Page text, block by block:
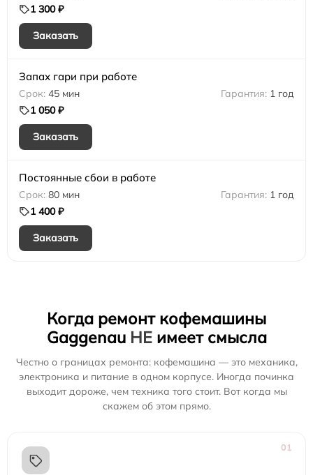
1 300 ₽
Заказать
Запах гари при работе
45 мин
1 год
1 050 ₽
Заказать
Постоянные сбои в работе
80 мин
1 год
1 400 ₽
Заказать
Когда ремонт кофемашины
Gaggenau НЕимеет смысла
Честно о границах ремонта: кофемашина — это механика,
электроника и питание в одном корпусе. Иногда починка
выходит дороже, чем техника того стоит. Вот когда мы
скажем об этом прямо.
01